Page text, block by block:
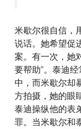
米歇尔很自信，
说话。她希望促
案。有一次，她
要帮助”。泰迪
中，而米歇尔却
方拍摄，她的眼
泰迪操纵他的表
罪。当米歇尔和